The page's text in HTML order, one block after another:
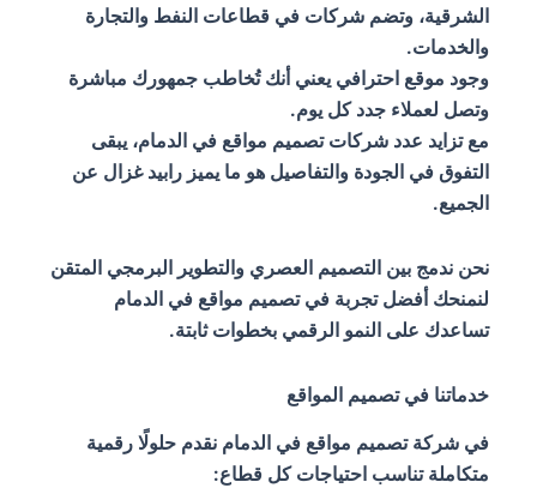
الشرقية، وتضم شركات في قطاعات النفط والتجارة
والخدمات.
وجود موقع احترافي يعني أنك تُخاطب جمهورك مباشرة
وتصل لعملاء جدد كل يوم.
مع تزايد عدد شركات تصميم مواقع في الدمام، يبقى
التفوق في الجودة والتفاصيل هو ما يميز رابيد غزال عن
الجميع.
نحن ندمج بين التصميم العصري والتطوير البرمجي المتقن
لنمنحك أفضل تجربة في تصميم مواقع في الدمام
تساعدك على النمو الرقمي بخطوات ثابتة.
خدماتنا في تصميم المواقع
في شركة تصميم مواقع في الدمام نقدم حلولًا رقمية
متكاملة تناسب احتياجات كل قطاع: